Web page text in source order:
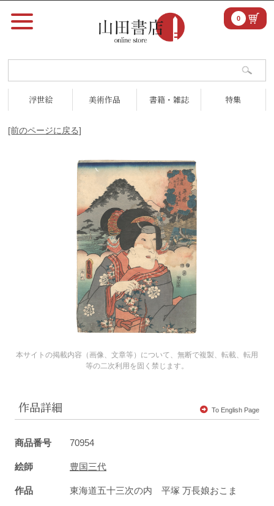
浮世絵 美術作品 書籍・雑誌 特集
0
[前のページに戻る]
本サイトの掲載内容（画像、文章等）について、無断で複製、転載、転用
等の二次利用を固く禁じます。
作品詳細 To English Page
商品番号 70954
絵師 豊国三代
作品 東海道五十三次の内 平塚 万長娘おこま